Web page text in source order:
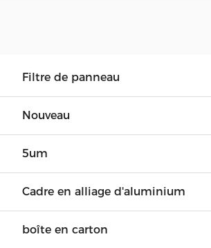
Filtre de panneau
Nouveau
5um
Cadre en alliage d'aluminium
boîte en carton